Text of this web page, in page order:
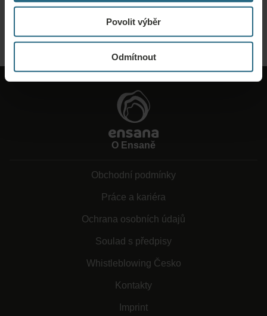
Povolit výběr
Odmítnout
webových stránkách nenašli.
ODESLAT POPTÁVKU
O Ensaně
Obchodní podmínky
Práce a kariéra
Ochrana osobních údajů
Soulad s předpisy
Whistleblowing Česko
Kontakty
Imprint